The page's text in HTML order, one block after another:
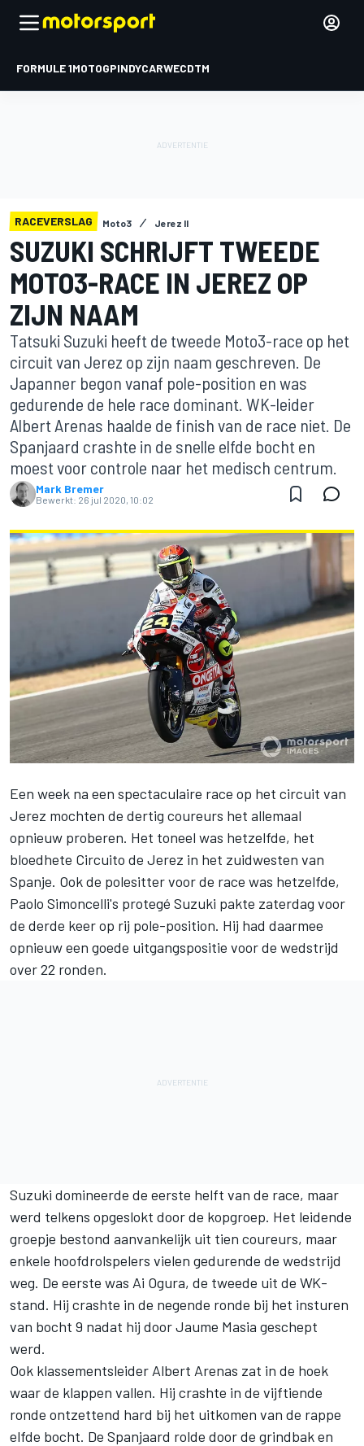
FORMULE 1MOTOGPINDYCARWECDTM
RACEVERSLAG Moto3 Jerez II
SUZUKI SCHRIJFT TWEEDE
MOTO3-RACE IN JEREZ OP
ZIJN NAAM
Tatsuki Suzuki heeft de tweede Moto3-race op het
circuit van Jerez op zijn naam geschreven. De
Japanner begon vanaf pole-position en was
gedurende de hele race dominant. WK-leider
Albert Arenas haalde de finish van de race niet. De
Spanjaard crashte in de snelle elfde bocht en
moest voor controle naar het medisch centrum.
Mark Bremer
Bewerkt: 26 jul 2020, 10:02
Een week na een spectaculaire race op het circuit van
Jerez mochten de dertig coureurs het allemaal
opnieuw proberen. Het toneel was hetzelfde, het
bloedhete Circuito de Jerez in het zuidwesten van
Spanje. Ook de polesitter voor de race was hetzelfde,
Paolo Simoncelli's protegé Suzuki pakte zaterdag voor
de derde keer op rij pole-position. Hij had daarmee
opnieuw een goede uitgangspositie voor de wedstrijd
over 22 ronden.
Suzuki domineerde de eerste helft van de race, maar
werd telkens opgeslokt door de kopgroep. Het leidende
groepje bestond aanvankelijk uit tien coureurs, maar
enkele hoofdrolspelers vielen gedurende de wedstrijd
weg. De eerste was Ai Ogura, de tweede uit de WK-
stand. Hij crashte in de negende ronde bij het insturen
van bocht 9 nadat hij door Jaume Masia geschept
werd.
Ook klassementsleider Albert Arenas zat in de hoek
waar de klappen vallen. Hij crashte in de vijftiende
ronde ontzettend hard bij het uitkomen van de rappe
elfde bocht. De Spanjaard rolde door de grindbak en